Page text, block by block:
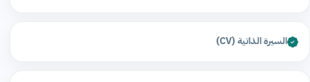
السيرة الذاتية (CV)